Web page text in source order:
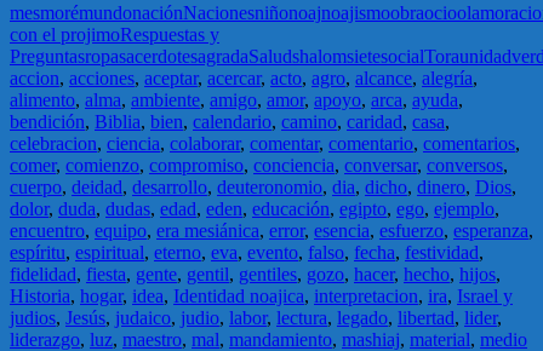
mesmorémundonaciónNacionesniñonoajnoajismoobraocioolam
con el projimoRespuestas y
PreguntasropasacerdotesagradaSaludshalomsietesocialToraunidad
accion, acciones, aceptar, acercar, acto, agro, alcance, alegría,
alimento, alma, ambiente, amigo, amor, apoyo, arca, ayuda,
bendición, Biblia, bien, calendario, camino, caridad, casa,
celebracion, ciencia, colaborar, comentar, comentario, comentarios,
comer, comienzo, compromiso, conciencia, conversar, conversos,
cuerpo, deidad, desarrollo, deuteronomio, dia, dicho, dinero, Dios,
dolor, duda, dudas, edad, eden, educación, egipto, ego, ejemplo,
encuentro, equipo, era mesiánica, error, esencia, esfuerzo, esperanza,
espíritu, espiritual, eterno, eva, evento, falso, fecha, festividad,
fidelidad, fiesta, gente, gentil, gentiles, gozo, hacer, hecho, hijos,
Historia, hogar, idea, Identidad noajica, interpretacion, ira, Israel y
judios, Jesús, judaico, judio, labor, lectura, legado, libertad, lider,
liderazgo, luz, maestro, mal, mandamiento, mashiaj, material, medio